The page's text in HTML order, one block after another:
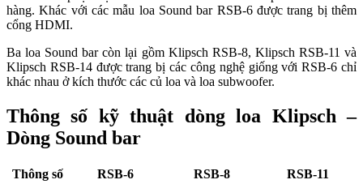
hàng. Khác với các mẫu loa Sound bar RSB-6 được trang bị thêm
cổng HDMI.
Ba loa Sound bar còn lại gồm Klipsch RSB-8, Klipsch RSB-11 và
Klipsch RSB-14 được trang bị các công nghệ giống với RSB-6 chỉ
khác nhau ở kích thước các củ loa và loa subwoofer.
Thông số kỹ thuật dòng loa Klipsch –
Dòng Sound bar
Thông số RSB-6 RSB-8
RSB-11